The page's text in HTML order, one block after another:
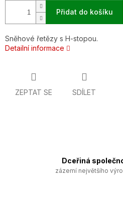
Přidat do košíku
Sněhové řetězy s H-stopou.
Detailní informace
ZEPTAT SE SDÍLET
Dceřiná
zázemí největšího